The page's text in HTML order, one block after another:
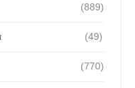
(889)
(49)
(770)